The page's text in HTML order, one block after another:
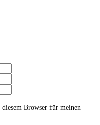
Browser für meinen